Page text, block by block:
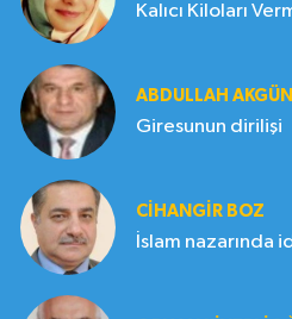
Kalıcı Kiloları
ABDULLAH AKGÜN
Giresunun dirilişi
CIHANGIR BOZ
İslam nazarında